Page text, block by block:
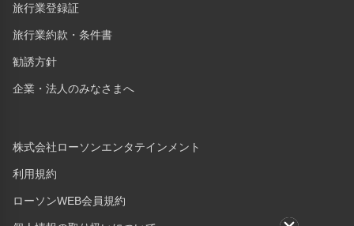
旅行業登録証
旅行業約款・条件書
勧誘方針
企業・法人のみなさまへ
株式会社ローソンエンタテインメント
利用規約
ローソンWEB会員規約